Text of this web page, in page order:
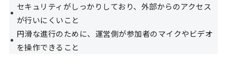
セキュリティがしっかりしており、外部からのアクセス
が行いにくいこと
円滑な進行のために、運営側が参加者のマイクやビデオ
を操作できること